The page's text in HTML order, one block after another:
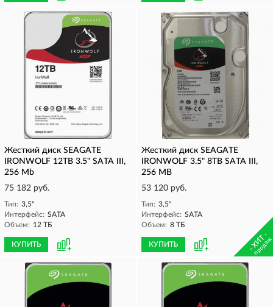
Жесткий диск SEAGATE
IRONWOLF 12TB 3.5" SATA III,
256 Mb
75 182 руб.
Тип: 3,5"
Интерфейс: SATA
Объем: 12 ТБ
КУПИТЬ
Жесткий диск SEAGATE
IRONWOLF 3.5" 8TB SATA III,
256 MB
53 120 руб.
Тип: 3,5"
Интерфейс: SATA
Объем: 8 ТБ
КУПИТЬ - ХИТ -
продаж